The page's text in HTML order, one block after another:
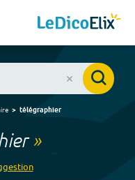
télégraphier
»